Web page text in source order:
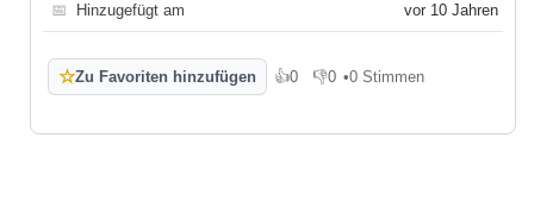
📅 Hinzugefügt am vor 10 Jahren
☆Zu Favoriten hinzufügen 👍0
Gefällt mir
👎0
Gefällt mir nicht
•0 Stimmen